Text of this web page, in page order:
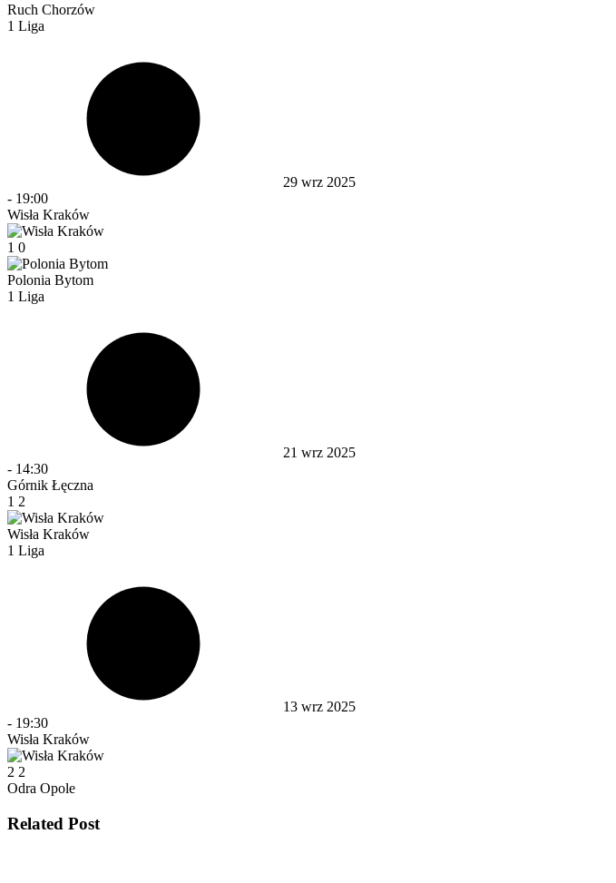
Ruch Chorzów
1 Liga
29 wrz 2025
- 19:00
Wisła Kraków
1 0
Polonia Bytom
1 Liga
21 wrz 2025
- 14:30
Górnik Łęczna
1 2
Wisła Kraków
1 Liga
13 wrz 2025
- 19:30
Wisła Kraków
2 2
Odra Opole
Related Post